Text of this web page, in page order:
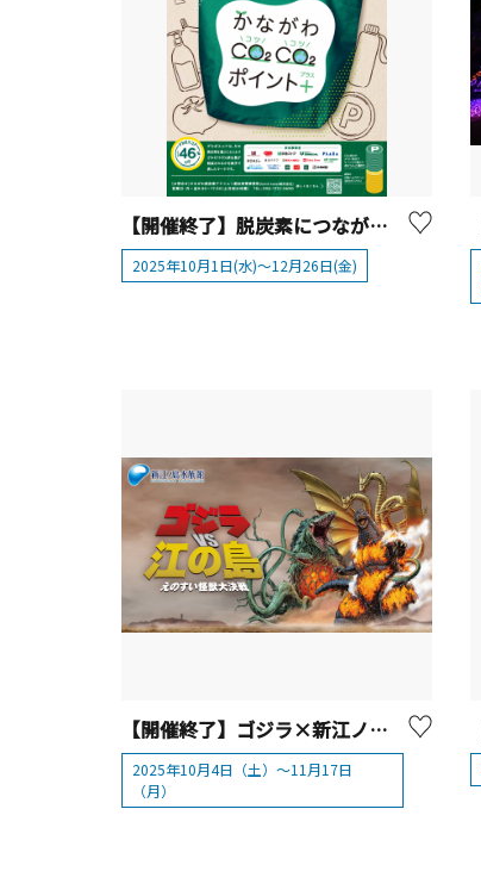
【開催終了】脱炭素につながる商品の購入等でポイントを上乗せ「かながわCO2CO2ポイント+」
2025年10月1日(水)～12月26日(金)
【開催終了】ゴジラ×新江ノ島水族館 70周年特別企画「ゴジラVS江の島 －えのすい怪獣大決戦－」10/4～開催！
2025年10月4日（土）～11月17日
（月）